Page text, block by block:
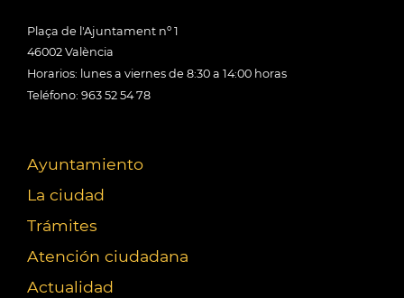
Plaça de l'Ajuntament nº 1
46002 València
Horarios: lunes a viernes de 8:30 a 14:00 horas
Teléfono: 963 52 54 78
Ayuntamiento
La ciudad
Trámites
Atención ciudadana
Actualidad